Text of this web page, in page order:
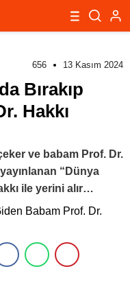
656 13 Kasım 2024
Bırakıp
Hakkı
ve babam Prof. Dr.
“Dünya
ile yerini alır…